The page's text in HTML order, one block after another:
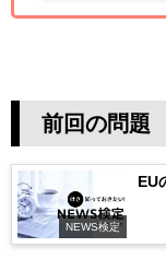
前回の問題
NEWS検定
EU